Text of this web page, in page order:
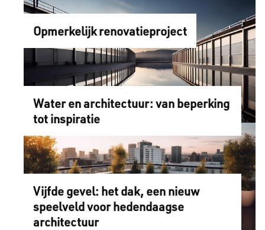
Opmerkelijk renovatieproject
Water en architectuur: van beperking
tot inspiratie
Vijfde gevel: het dak, een nieuw
speelveld voor hedendaagse
architectuur